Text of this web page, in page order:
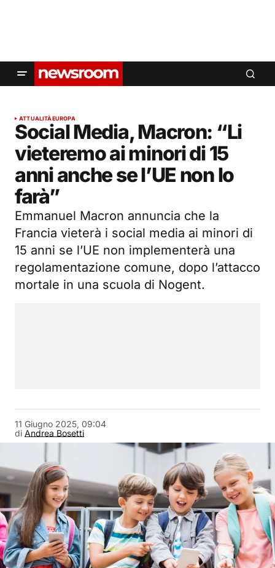
ATTUALITÀEUROPA
Social Media, Macron: “Li
vieteremo ai minori di 15
anni anche se l’UE non lo
farà”
Emmanuel Macron annuncia che la
Francia vieterà i social media ai minori di
15 anni se l’UE non implementerà una
regolamentazione comune, dopo l’attacco
mortale in una scuola di Nogent.
di Andrea Bosetti
11 Giugno 2025, 09:04